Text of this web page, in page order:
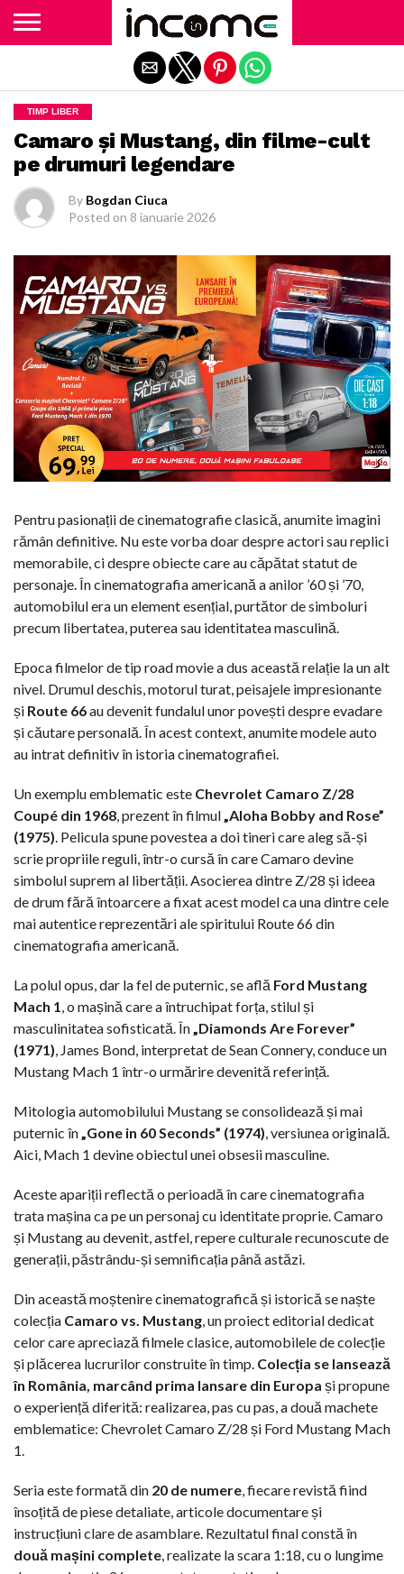
TIMP LIBER
Camaro și Mustang, din filme-cult
pe drumuri legendare
By Bogdan Ciuca
Posted on 8 ianuarie 2026
Pentru pasionații de cinematografie clasică, anumite imagini
rămân definitive. Nu este vorba doar despre actori sau replici
memorabile, ci despre obiecte care au căpătat statut de
personaje. În cinematografia americană a anilor ’60 și ’70,
automobilul era un element esențial, purtător de simboluri
precum libertatea, puterea sau identitatea masculină.
Epoca filmelor de tip road movie a dus această relație la un alt
nivel. Drumul deschis, motorul turat, peisajele impresionante
și Route 66au devenit fundalul unor povești despre evadare
și căutare personală. În acest context, anumite modele auto
au intrat definitiv în istoria cinematografiei.
Un exemplu emblematic este Chevrolet Camaro Z/28
Coupé din 1968 , prezent în filmul „Aloha Bobby and Rose”
(1975) . Pelicula spune povestea a doi tineri care aleg să-și
scrie propriile reguli, într-o cursă în care Camaro devine
simbolul suprem al libertății. Asocierea dintre Z/28 și ideea
de drum fără întoarcere a fixat acest model ca una dintre cele
mai autentice reprezentări ale spiritului Route 66 din
cinematografia americană.
La polul opus, dar la fel de puternic, se află Ford Mustang
Mach 1 , o mașină care a întruchipat forța, stilul și
masculinitatea sofisticată. În „Diamonds Are Forever”
(1971) , James Bond, interpretat de Sean Connery, conduce un
Mustang Mach 1 într-o urmărire devenită referință.
Mitologia automobilului Mustang se consolidează și mai
puternic în „Gone in 60 Seconds” (1974) , versiunea originală.
Aici, Mach 1 devine obiectul unei obsesii masculine.
Aceste apariții reflectă o perioadă în care cinematografia
trata mașina ca pe un personaj cu identitate proprie. Camaro
și Mustang au devenit, astfel, repere culturale recunoscute de
generații, păstrându-și semnificația până astăzi.
Din această moștenire cinematografică și istorică se naște
colecția Camaro vs. Mustang , un proiect editorial dedicat
celor care apreciază filmele clasice, automobilele de colecție
și plăcerea lucrurilor construite în timp. Colecția se lansează
în România, marcând prima lansare din Europa și propune
o experiență diferită: realizarea, pas cu pas, a două machete
emblematice: Chevrolet Camaro Z/28 și Ford Mustang Mach
1.
Seria este formată din 20 de numere , fiecare revistă fiind
însoțită de piese detaliate, articole documentare și
instrucțiuni clare de asamblare. Rezultatul final constă în
două mașini complete , realizate la scara 1:18, cu o lungime
Exit mobile version